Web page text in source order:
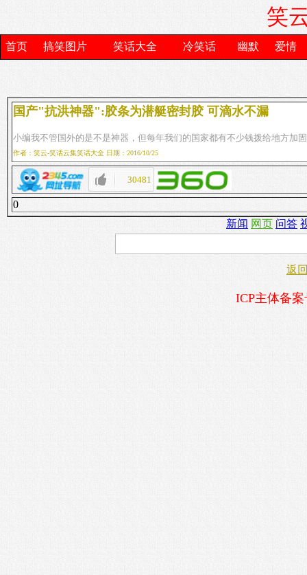
笑
首页 搞笑图片 笑话大全 冷笑话 幽默 爱情
国产"抗洪神器":胶条为潜艇密封胶 可滴水不漏
小编我不管国外的是不是神器，但每年我们的国家都有不少钱拨给地方加
作者：笑云-笑话云集笑话大全 日期：2016/10/25
30481
0
新闻 网页 问答
返
ICP主体备案